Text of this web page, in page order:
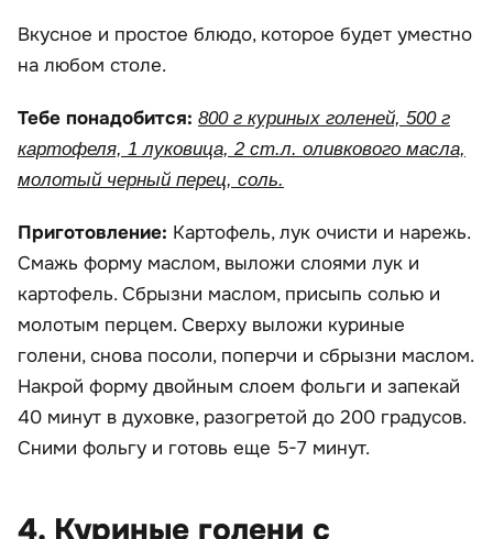
Вкусное и простое блюдо, которое будет уместно
на любом столе.
Тебе понадобится: 800 г куриных голеней, 500 г
картофеля, 1 луковица, 2 ст.л. оливкового масла,
молотый черный перец, соль.
Приготовление: Картофель, лук очисти и нарежь.
Смажь форму маслом, выложи слоями лук и
картофель. Сбрызни маслом, присыпь солью и
молотым перцем. Сверху выложи куриные
голени, снова посоли, поперчи и сбрызни маслом.
Накрой форму двойным слоем фольги и запекай
40 минут в духовке, разогретой до 200 градусов.
Сними фольгу и готовь еще 5-7 минут.
4. Куриные голени с